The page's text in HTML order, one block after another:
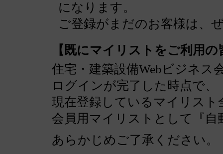
になります。
ご登録がまだのお客様は、
【既にマイリストをご利用の
住宅・建築設備Webビジネス
ログインが完了した時点で、
現在登録しているマイリスト
会員用マイリストとして『
あらかじめご了承ください。